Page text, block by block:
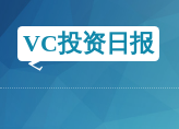
VC投资日报